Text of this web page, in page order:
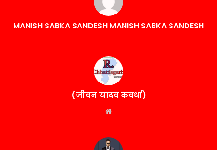
MANISH SABKA SANDESH MANISH SABKA SANDESH
(जीवन यादव कवर्धा)